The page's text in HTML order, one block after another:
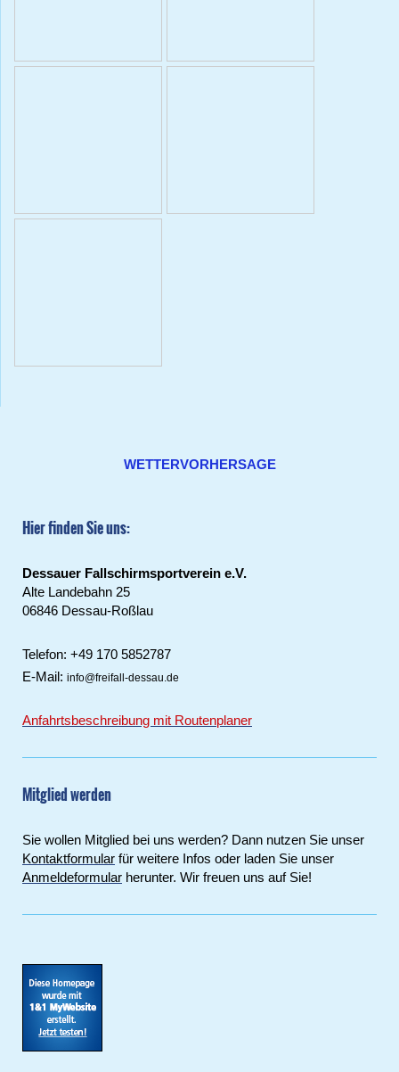
WETTERVORHERSAGE
Hier finden Sie uns:
Dessauer Fallschirmsportverein e.V.
Alte Landebahn 25
06846 Dessau-Roßlau
Telefon: +49 170 5852787
E-Mail: info@freifall-dessau.de
Anfahrtsbeschreibung mit Routenplaner
Mitglied werden
Sie wollen Mitglied bei uns werden? Dann nutzen Sie unser
Kontaktformular für weitere Infos oder laden Sie unser
Anmeldeformular herunter. Wir freuen uns auf Sie!